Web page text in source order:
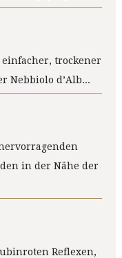
trockener
Nebbiolo d’Alb...
in der Nähe der
Reflexen,